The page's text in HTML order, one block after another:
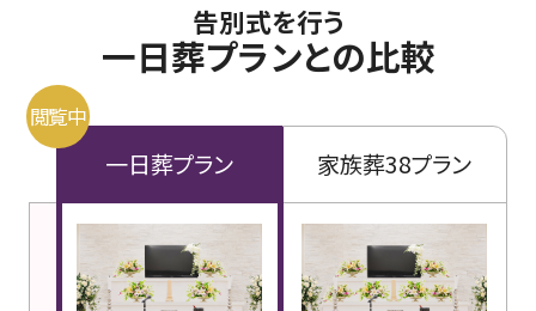
告別式を行う
一日葬プランとの比較
一日葬プラン 家族葬38プラン